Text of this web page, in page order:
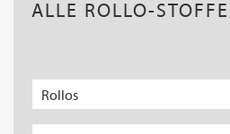
ALLE ROLLO-